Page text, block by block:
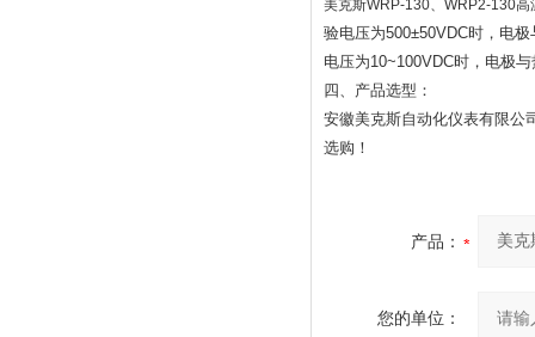
美克斯WRP-130、WRP2-130
验电压为500±50VDC时，电
电压为10~100VDC时，电极
四、产品选型：
安徽美克斯自动化仪表有限公
选购！
产品：
您的单位：